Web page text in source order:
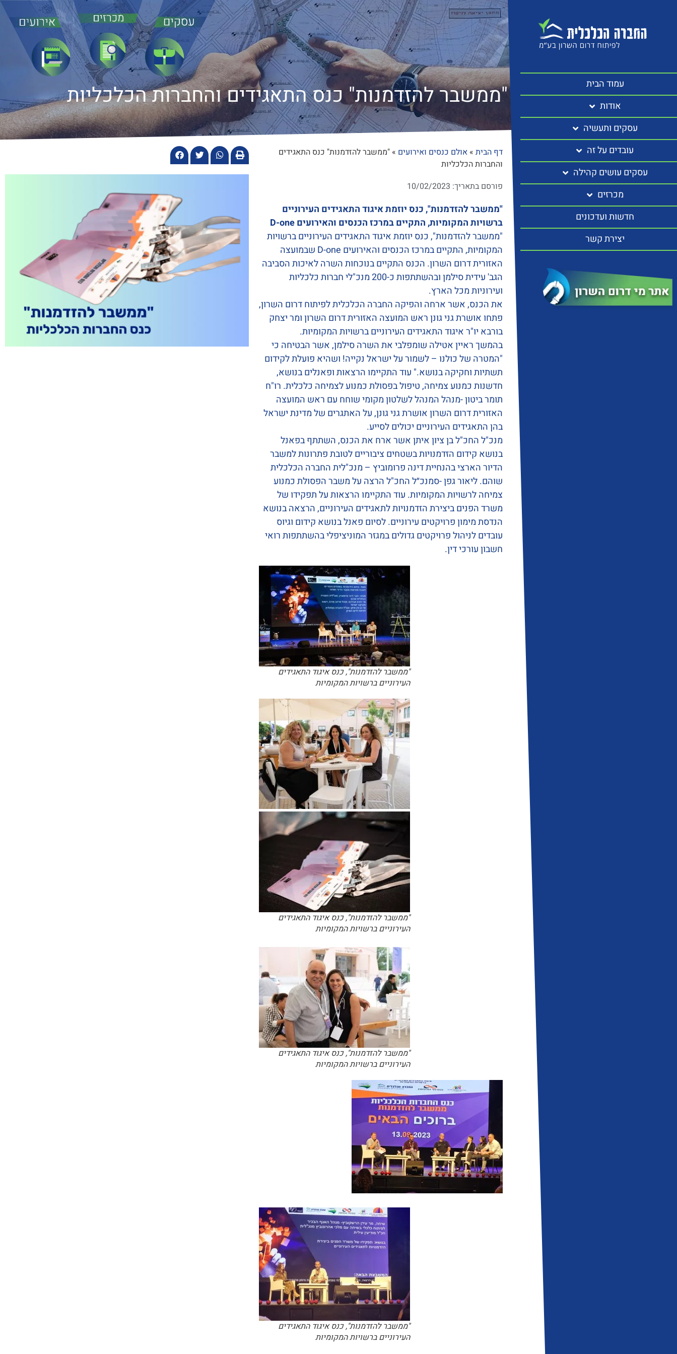
עמוד הבית
אודות
עסקים ותעשיה
עובדים על זה
עסקים עושים קהילה
מכרזים
חדשות ועדכונים
יצירת קשר
"ממשבר להזדמנות" כנס התאגידים והחברות הכלכליות
דף הבית » אולם כנסים ואירועים » "ממשבר להזדמנות" כנס התאגידים
והחברות הכלכליות
פורסם בתאריך: 10/02/2023
"ממשבר להזדמנות", כנס יוזמת איגוד התאגידים העירוניים
ברשויות המקומיות, התקיים במרכז הכנסים והאירועים D-one
"ממשבר להזדמנות", כנס יוזמת איגוד התאגידים העירוניים ברשויות
המקומיות, התקיים במרכז הכנסים והאירועים D-one שבמועצה
האזורית דרום השרון. הכנס התקיים בנוכחות השרה לאיכות הסביבה
הגב' עידית סילמן ובהשתתפות כ-200 מנכ"לי חברות כלכליות
ועירוניות מכל הארץ.
את הכנס, אשר ארחה והפיקה החברה הכלכלית לפיתוח דרום השרון,
פתחו אושרת גני גונן ראש המועצה האזורית דרום השרון ומר יצחק
בורבא יו"ר איגוד התאגידים העירוניים ברשויות המקומיות.
בהמשך ראיין אטילה שומפלבי את השרה סילמן, אשר הבטיחה כי
"המטרה של כולנו – לשמור על ישראל נקייה! ושהיא פועלת לקידום
תשתיות וחקיקה בנושא." עוד התקיימו הרצאות ופאנלים בנושא,
חדשנות כמנוע צמיחה, טיפול בפסולת כמנוע לצמיחה כלכלית. רו"ח
תומר ביטון -מנהל המנהל לשלטון מקומי שוחח עם ראש המועצה
האזורית דרום השרון אושרת גני גונן, על האתגרים של מדינת ישראל
בהן התאגידים העירוניים יכולים לסייע.
מנכ"ל החכ"ל בן ציון איתן אשר ארח את הכנס, השתתף בפאנל
בנושא קידום הזדמנויות בשטחים ציבוריים לטובת פתרונות למשבר
הדיור הארצי בהנחיית דינה פרומוביץ – מנכ"לית החברה הכלכלית
שוהם. ליאור גפן -סמנכ״ל החכ"ל הרצה על משבר הפסולת כמנוע
צמיחה לרשויות המקומיות. עוד התקיימו הרצאות על תפקידו של
משרד הפנים ביצירת הזדמנויות לתאגידים העירוניים, הרצאה בנושא
הנדסת מימון פרויקטים עירוניים. לסיום פאנל בנושא קידום וגיוס
עובדים לניהול פרויקטים גדולים במגזר המוניציפלי בהשתתפות רואי
חשבון עורכי דין.
"ממשבר להזדמנות", כנס איגוד התאגידים
העירוניים ברשויות המקומיות
"ממשבר להזדמנות", כנס איגוד התאגידים
העירוניים ברשויות המקומיות
"ממשבר להזדמנות", כנס איגוד התאגידים
העירוניים ברשויות המקומיות
"ממשבר להזדמנות", כנס איגוד התאגידים
העירוניים ברשויות המקומיות